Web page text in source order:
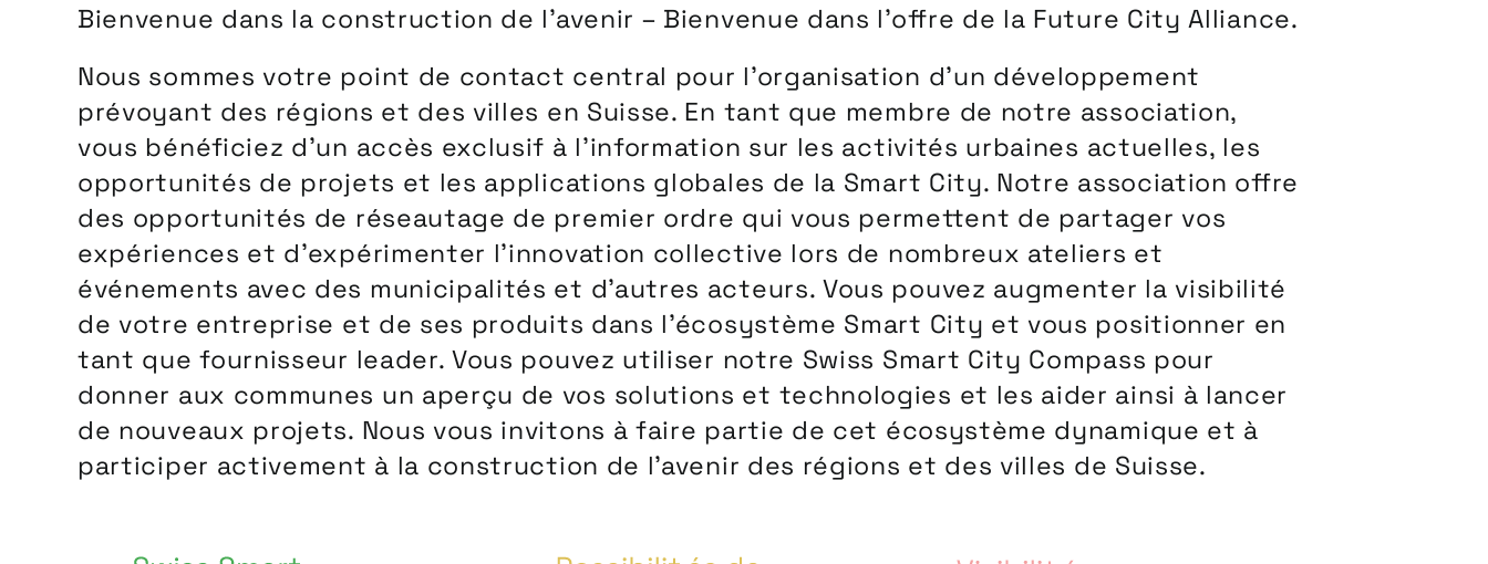
Bienvenue dans la construction de l’avenir – Bienvenue dans l’offre de la Future City Alliance.
Nous sommes votre point de contact central pour l’organisation d’un développement
prévoyant des régions et des villes en Suisse. En tant que membre de notre association,
vous bénéficiez d’un accès exclusif à l’information sur les activités urbaines actuelles, les
opportunités de projets et les applications globales de la Smart City. Notre association offre
des opportunités de réseautage de premier ordre qui vous permettent de partager vos
expériences et d’expérimenter l’innovation collective lors de nombreux ateliers et
événements avec des municipalités et d’autres acteurs. Vous pouvez augmenter la visibilité
de votre entreprise et de ses produits dans l’écosystème Smart City et vous positionner en
tant que fournisseur leader. Vous pouvez utiliser notre Swiss Smart City Compass pour
donner aux communes un aperçu de vos solutions et technologies et les aider ainsi à lancer
de nouveaux projets. Nous vous invitons à faire partie de cet écosystème dynamique et à
participer activement à la construction de l’avenir des régions et des villes de Suisse.